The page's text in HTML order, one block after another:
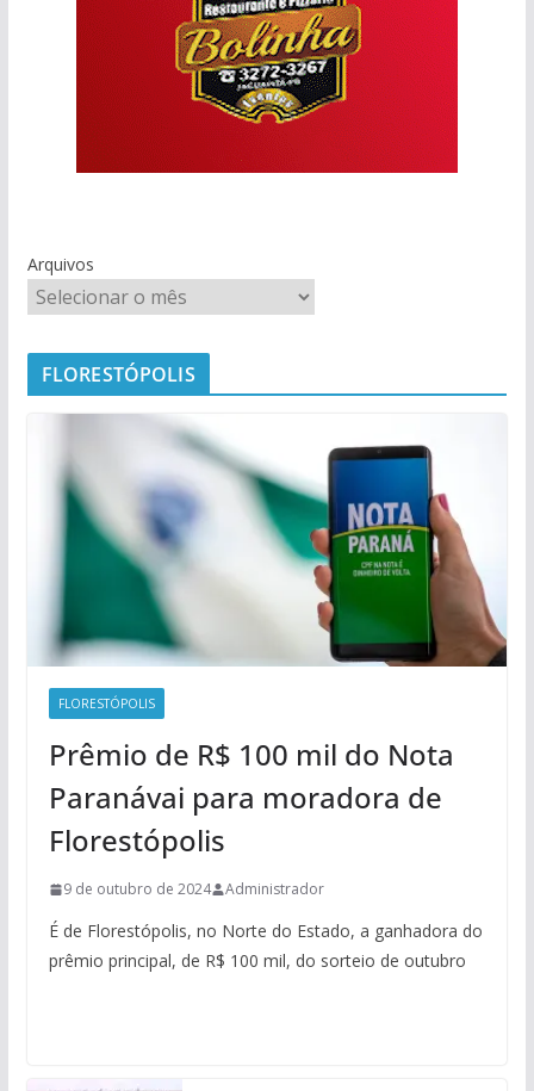
Arquivos
FLORESTÓPOLIS
FLORESTÓPOLIS
Prêmio de R$ 100 mil do Nota
Paranávai para moradora de
Florestópolis
9 de outubro de 2024 Administrador
É de Florestópolis, no Norte do Estado, a ganhadora do
prêmio principal, de R$ 100 mil, do sorteio de outubro